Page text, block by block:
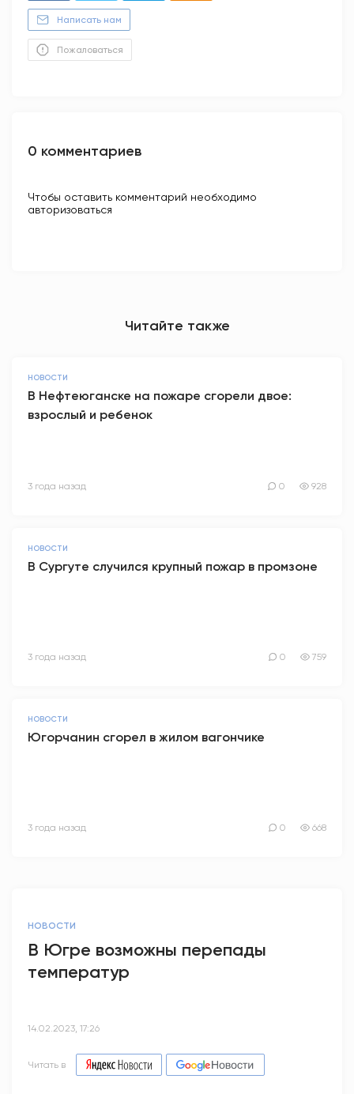
Написать нам
Пожаловаться
0 комментариев
Чтобы оставить комментарий необходимо
авторизоваться
Читайте также
НОВОСТИ
В Нефтеюганске на пожаре сгорели двое:
взрослый и ребенок
3 года назад 0 928
НОВОСТИ
В Сургуте случился крупный пожар в промзоне
3 года назад 0 759
НОВОСТИ
Югорчанин сгорел в жилом вагончике
3 года назад 0 668
НОВОСТИ
В Югре возможны перепады
температур
14.02.2023, 17:26
Читать в